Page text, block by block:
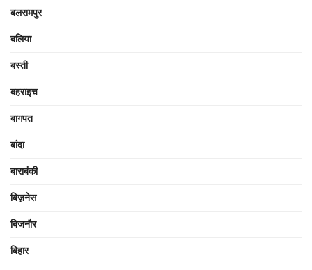
बलरामपुर
बलिया
बस्ती
बहराइच
बागपत
बांदा
बाराबंकी
बिज़नेस
बिजनौर
बिहार